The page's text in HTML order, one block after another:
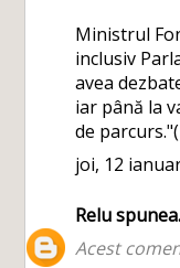
Ministrul
inclusiv
avea
iar până la
de
joi, 12
Relu
Acest